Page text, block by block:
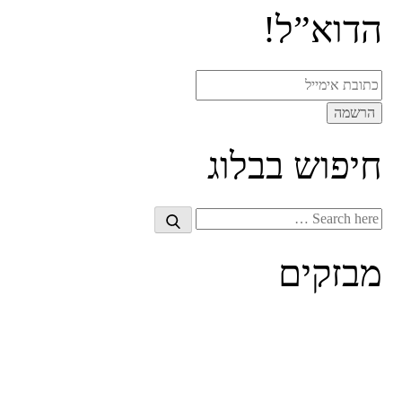
הדוא”ל!
חיפוש בבלוג
Search
Search
מבזקים